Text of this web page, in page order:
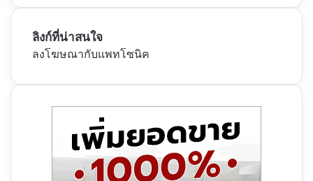
ลิงก์ที่น่าสนใจ
ลงโฆษณากับแพทโซนิค